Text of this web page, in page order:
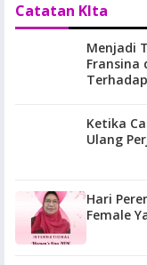
Catatan KIta
Menjadi
Fransina
Ketika
Ulang
Hari
Female